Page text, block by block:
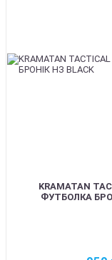
KRAMATAN
ФУТБОЛКА